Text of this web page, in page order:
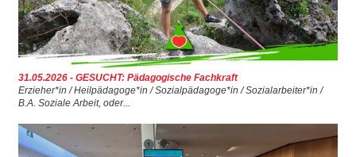
31.05.2026 - GESUCHT: Pädagogische Fachkraft
Erzieher*in / Heilpädagoge*in / Sozialpädagoge*in / Sozialarbeiter*in /
B.A. Soziale Arbeit, oder...